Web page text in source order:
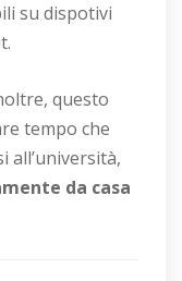
su dispotivi
questo
tempo che
all’università,
da casa